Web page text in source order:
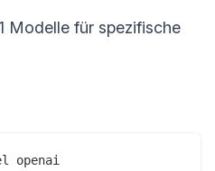
Modelle für spezifische
openai